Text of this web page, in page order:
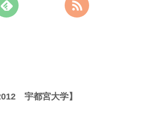
宇都宮大学】